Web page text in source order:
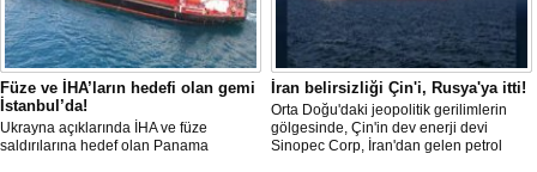
Füze ve İHA’ların hedefi olan gemi
İstanbul’da!
Ukrayna açıklarında İHA ve füze
saldırılarına hedef olan Panama
İran belirsizliği Çin'i, Rusya'ya itti!
Orta Doğu'daki jeopolitik gerilimlerin
gölgesinde, Çin'in dev enerji devi
Sinopec Corp, İran'dan gelen petrol